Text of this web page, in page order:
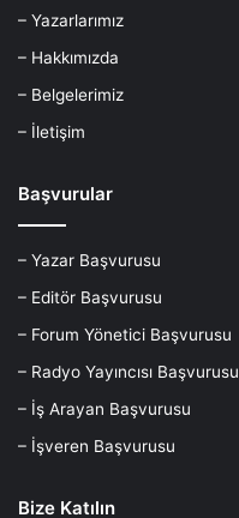
– Yazarlarımız
– Hakkımızda
– Belgelerimiz
– İletişim
Başvurular
– Yazar Başvurusu
– Editör Başvurusu
– Forum Yönetici Başvurusu
– Radyo Yayıncısı Başvurusu
– İş Arayan Başvurusu
– İşveren Başvurusu
Bize Katılın